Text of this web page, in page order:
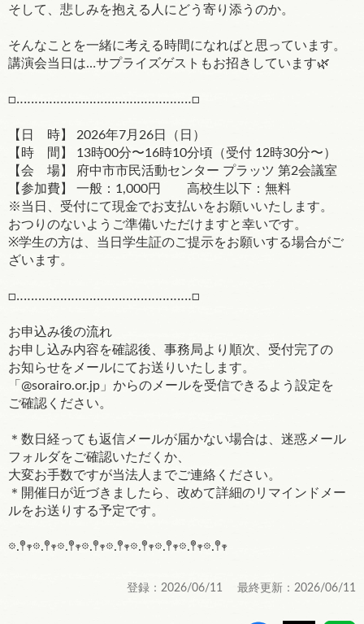
そして、悲しみを抱える人にどう寄り添うのか。
そんなことを一緒に考える時間になればと思っています。
講演会当日は…サプライズゲストもお招きしています🌿
□‥‥‥‥‥‥‥‥‥‥‥‥‥‥‥‥‥‥‥‥‥‥‥‥□
【日 時】 2026年7月26日（日）
【時 間】 13時00分〜16時10分頃（受付 12時30分〜）
【会 場】 府中市市民活動センター プラッツ 第2会議室
【参加費】 一般：1,000円 高校生以下：無料
※当日、受付にて現金でお支払いをお願いいたします。
おつりのないようご準備いただけますと幸いです。
※学生の方は、当日学生証のご提示をお願いする場合がご
ざいます。
□‥‥‥‥‥‥‥‥‥‥‥‥‥‥‥‥‥‥‥‥‥‥‥‥□
お申込み後の流れ
お申し込み内容を確認後、事務局より順次、受付完了の
お知らせをメールにてお送りいたします。
「@sorairo.or.jp」からのメールを受信できるよう設定を
ご確認ください。
＊数日経っても返信メールが届かない場合は、迷惑メール
フォルダをご確認いただくか、
大変お手数ですが当法人までご連絡ください。
＊開催日が近づきましたら、改めて詳細のリマインドメー
ルをお送りする予定です。
𖡼.𖤣𖥧𖡼.𖤣𖥧𖡼.𖤣𖥧𖡼.𖤣𖥧𖡼.𖤣𖥧𖡼.𖤣𖥧𖡼.𖤣𖥧𖡼.𖤣𖥧𖡼.𖤣𖥧
登録：2026/06/11 最終更新：2026/06/11